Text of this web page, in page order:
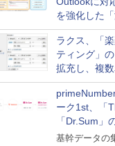
を強化した「
送信防止ア
を提供
ラクス、「
ティング」
拡充し、複数
整を効率化
ーク1st、「
「Dr.Sum」
基幹データの